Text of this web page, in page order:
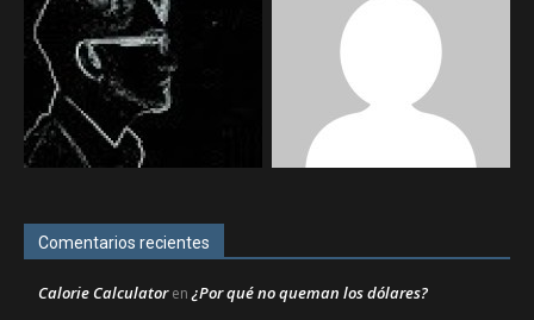
Comentarios recientes
Calorie Calculatoren¿Por qué no queman los dólares?